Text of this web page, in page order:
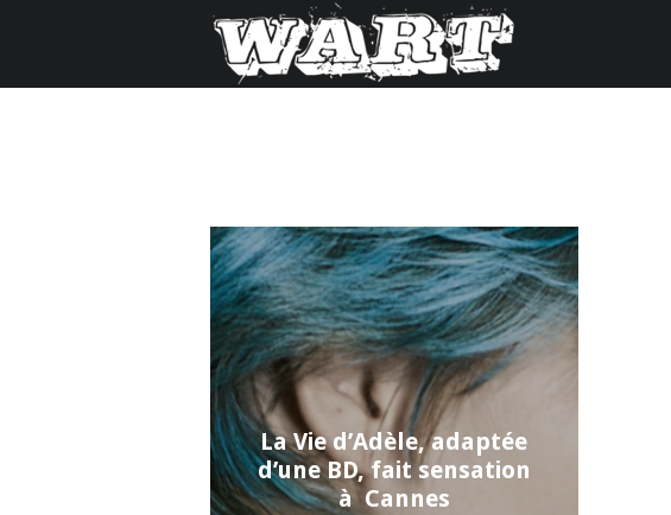
La Vie d’Adèle, adaptée
d’une BD, fait sensation
à Cannes